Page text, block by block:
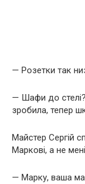
— Розетки так
— Шафи до
зробила, тепер
Майстер Сергій
Маркові, а не
— Марку, ваша